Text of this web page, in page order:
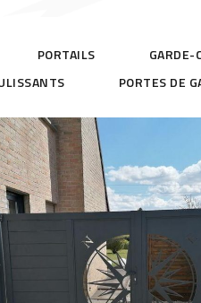
PORTAILS GARDE-
PORTES DE
Portail design à Cantin